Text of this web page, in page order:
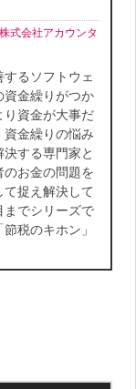
株式会社アカウンタ
るソフトウェ
資金繰りがつか
り資金が大事だ
金繰りの悩み
する専門家と
のお金の問題を
捉え解決して
までシリーズで
税のキホン」